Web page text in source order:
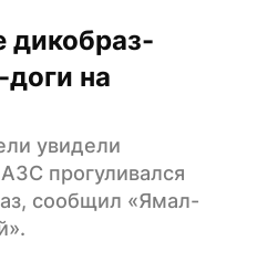
дикобраз-
на
увидели
прогуливался
сообщил «Ямал-